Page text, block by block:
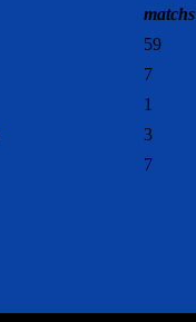
matchs
59
7
1
3
7